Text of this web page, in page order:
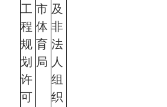
工
程
规
划
许
可
市
体
育
局
及
非
法
人
组
织